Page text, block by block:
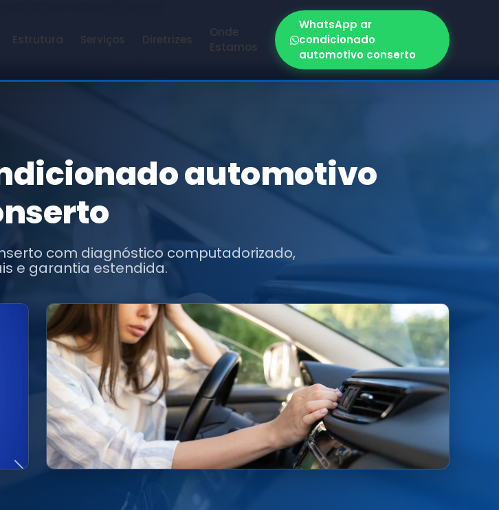
Estrutura Serviços Diretrizes
Onde
Estamos
WhatsApp ar
condicionado
automotivo conserto
automotivo
com diagnóstico computadorizado,
e garantia estendida.